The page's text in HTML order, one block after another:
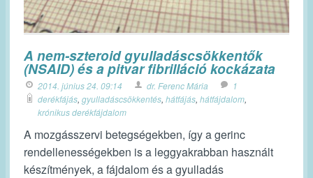
A nem-szteroid gyulladáscsökkentők
(NSAID) és a pitvar fibrilláció kockázata
2014. június 24. 09:14 dr. Ferenc Mária
1
derékfájás, gyulladáscsökkentés, hátfájás, hátfájdalom,
krónikus derékfájdalom
A mozgásszervi betegségekben, így a gerinc
rendellenességekben is a leggyakrabban használt
készítmények, a fájdalom és a gyulladás